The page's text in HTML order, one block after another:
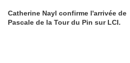
Catherine Nayl‏ confirme l'arrivée de
Pascale de la Tour du Pin sur LCI.